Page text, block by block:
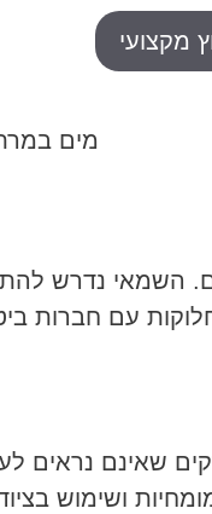
מקצועי
השמאי נדרש
עם חברות
שאינם נראים
ושימוש